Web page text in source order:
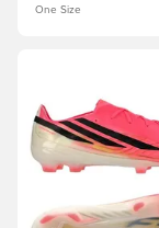
One Size
Megnyit egy